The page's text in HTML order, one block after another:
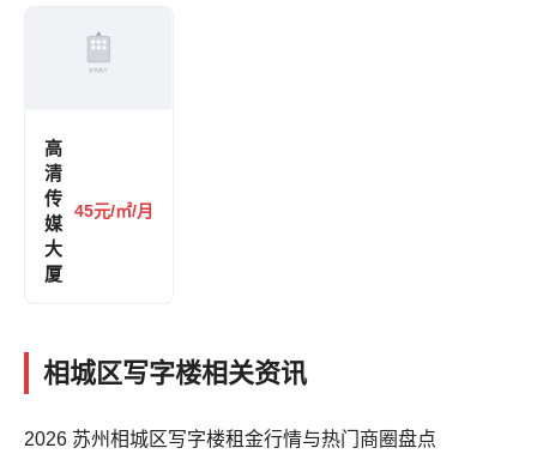
高
清
传
媒
大
厦
45元/㎡/月
相城区写字楼相关资讯
2026 苏州相城区写字楼租金行情与热门商圈盘点